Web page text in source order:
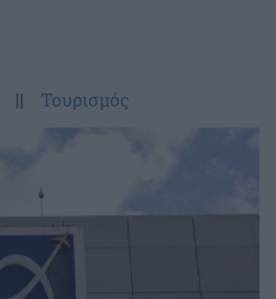
|| Τουρισμός